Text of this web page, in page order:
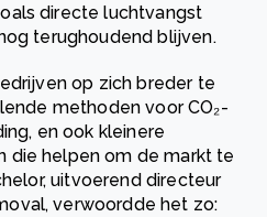
directe luchtvangst
terughoudend blijven.
op zich breder te
methoden voor CO₂-
en ook kleinere
die helpen om de markt te
uitvoerend directeur
verwoordde het zo: